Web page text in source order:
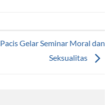
Gelar Seminar Moral dan
Seksualitas